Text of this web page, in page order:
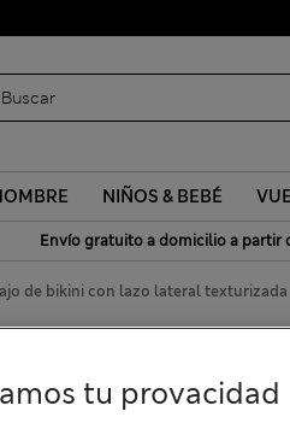
NIÑOS & BEBÉ
Envío gratuito a domicilio a partir
de bikini con lazo lateral texturizada
lazo lateral
tu provacidad